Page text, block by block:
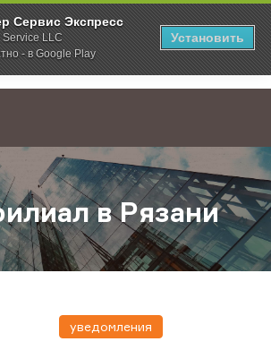
Сервис Экспресс
LLC
- в Google Play
Установить
Новости Новый филиал в Рязани
в Рязани
уведомления